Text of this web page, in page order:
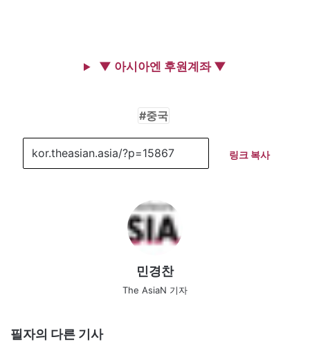
▼ 아시아엔 후원계좌 ▼
중국
링크 복사
민경찬
The AsiaN 기자
필자의 다른 기사